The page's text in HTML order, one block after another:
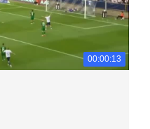
00:00:13